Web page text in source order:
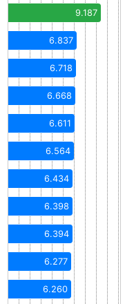
9.187
6.837
6.718
6.668
6.611
6.564
6.434
6.398
6.394
6.277
6.260